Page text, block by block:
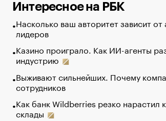
Интересное на РБК
Насколько ваш авторитет зависит
лидеров
Казино проиграло. Как ИИ-агенты
индустрию
Выживают сильнейших. Почему
сотрудников
Как банк Wildberries резко нарастил
склады